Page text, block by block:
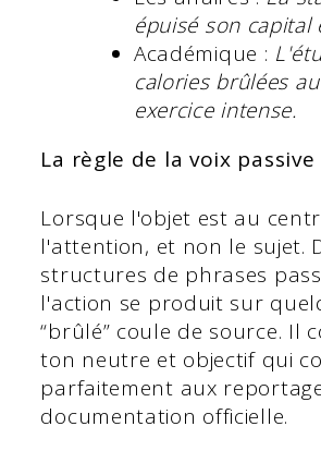
épuisé son capital
Académique :
calories brûlées
exercice intense.
La règle de la voix passive
Lorsque l'objet est au
l'attention, et non le sujet.
structures de phrases
l'action se produit sur
“brûlé” coule de source. Il
ton neutre et objectif qui
parfaitement aux
documentation officielle.